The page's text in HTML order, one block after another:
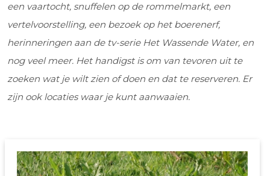
een vaartocht, snuffelen op de rommelmarkt, een
vertelvoorstelling, een bezoek op het boerenerf,
herinneringen aan de tv-serie Het Wassende Water, en
nog veel meer. Het handigst is om van tevoren uit te
zoeken wat je wilt zien of doen en dat te reserveren. Er
zijn ook locaties waar je kunt aanwaaien.